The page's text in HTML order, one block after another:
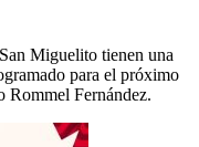
Miguelito tienen una
para el próximo
Rommel Fernández.